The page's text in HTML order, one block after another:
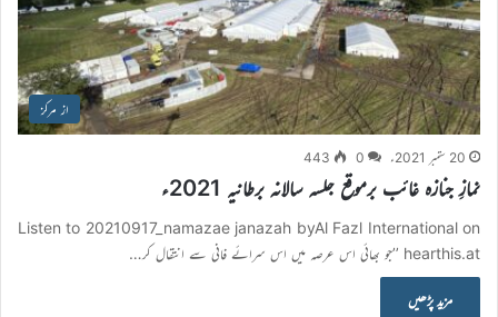
از مرکز
20 ستمبر 2021ء 0
443
نمازِ جنازہ غائب برموقع جلسہ سالانہ برطانیہ 2021ء
Listen to 20210917_namazae janazah byAl Fazl International on
hearthis.at ’’جو بھائی اس عرصه میں اس سرائے فانی سے انتقال کر…
مزید پڑھیں